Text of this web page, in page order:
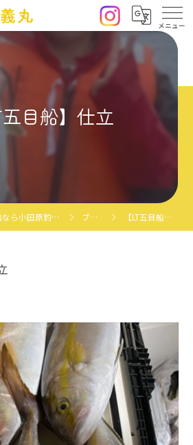
五目船】仕立
神奈川県小田原の釣船なら小田原釣船光義丸 ブログ 【LT五目船】仕立